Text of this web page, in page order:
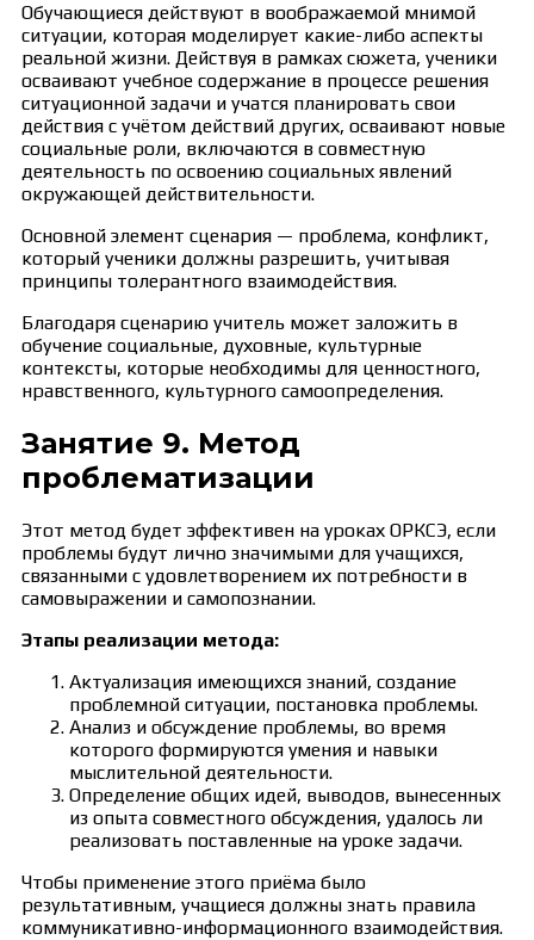
Обучающиеся действуют в воображаемой мнимой
ситуации, которая моделирует какие-либо аспекты
реальной жизни. Действуя в рамках сюжета, ученики
осваивают учебное содержание в процессе решения
ситуационной задачи и учатся планировать свои
действия с учётом действий других, осваивают новые
социальные роли, включаются в совместную
деятельность по освоению социальных явлений
окружающей действительности.
Основной элемент сценария — проблема, конфликт,
который ученики должны разрешить, учитывая
принципы толерантного взаимодействия.
Благодаря сценарию учитель может заложить в
обучение социальные, духовные, культурные
контексты, которые необходимы для ценностного,
нравственного, культурного самоопределения.
Занятие 9. Метод
проблематизации
Этот метод будет эффективен на уроках ОРКСЭ, если
проблемы будут лично значимыми для учащихся,
связанными с удовлетворением их потребности в
самовыражении и самопознании.
Этапы реализации метода:
Актуализация имеющихся знаний, создание
проблемной ситуации, постановка проблемы.
Анализ и обсуждение проблемы, во время
которого формируются умения и навыки
мыслительной деятельности.
Определение общих идей, выводов, вынесенных
из опыта совместного обсуждения, удалось ли
реализовать поставленные на уроке задачи.
Чтобы применение этого приёма было
результативным, учащиеся должны знать правила
коммуникативно-информационного взаимодействия.